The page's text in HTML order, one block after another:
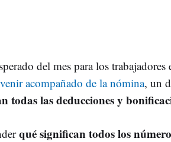
del mes para los trabajadores
acompañado de la nómina, un
todas las deducciones y
qué significan todos los